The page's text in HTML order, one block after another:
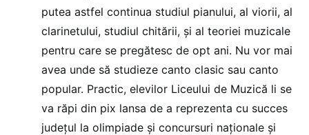
putea astfel continua studiul pianului, al viorii, al
clarinetului, studiul chitării, și al teoriei muzicale
pentru care se pregătesc de opt ani. Nu vor mai
avea unde să studieze canto clasic sau canto
popular. Practic, elevilor Liceului de Muzică li se
va răpi din pix lansa de a reprezenta cu succes
județul la olimpiade și concursuri naționale și